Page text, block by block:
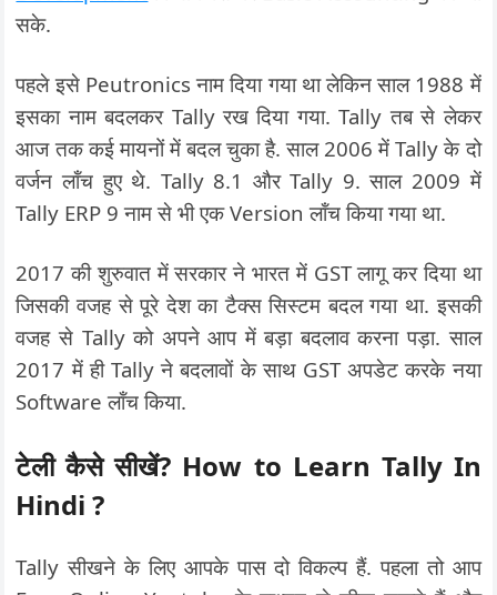
सके.
पहले इसे Peutronics नाम दिया गया था लेकिन साल 1988 में
इसका नाम बदलकर Tally रख दिया गया. Tally तब से लेकर
आज तक कई मायनों में बदल चुका है. साल 2006 में Tally के दो
वर्जन लॉंच हुए थे. Tally 8.1 और Tally 9. साल 2009 में
Tally ERP 9 नाम से भी एक Version लॉंच किया गया था.
2017 की शुरुवात में सरकार ने भारत में GST लागू कर दिया था
जिसकी वजह से पूरे देश का टैक्स सिस्टम बदल गया था. इसकी
वजह से Tally को अपने आप में बड़ा बदलाव करना पड़ा. साल
2017 में ही Tally ने बदलावों के साथ GST अपडेट करके नया
Software लॉंच किया.
टेली कैसे सीखें? How to Learn Tally In
Hindi ?
Tally सीखने के लिए आपके पास दो विकल्प हैं. पहला तो आप